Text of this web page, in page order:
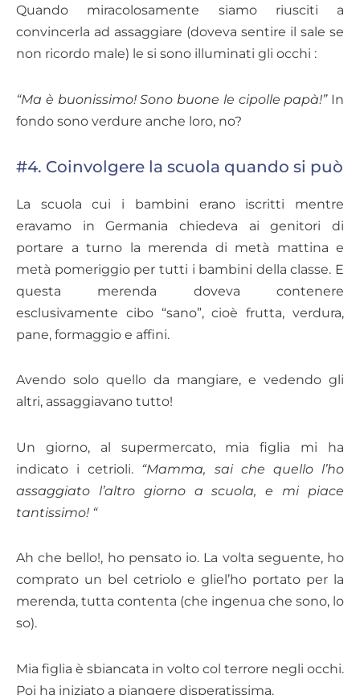
Quando miracolosamente siamo riusciti a
convincerla ad assaggiare (doveva sentire il sale se
non ricordo male) le si sono illuminati gli occhi :
“Ma è buonissimo! Sono buone le cipolle papà!”In
fondo sono verdure anche loro, no?
#4. Coinvolgere la scuola quando si può
La scuola cui i bambini erano iscritti mentre
eravamo in Germania chiedeva ai genitori di
portare a turno la merenda di metà mattina e
metà pomeriggio per tutti i bambini della classe. E
questa merenda doveva contenere
esclusivamente cibo “sano”, cioè frutta, verdura,
pane, formaggio e affini.
Avendo solo quello da mangiare, e vedendo gli
altri, assaggiavano tutto!
Un giorno, al supermercato, mia figlia mi ha
indicato i cetrioli. “Mamma, sai che quello l’ho
assaggiato l’altro giorno a scuola, e mi piace
tantissimo! “
Ah che bello!, ho pensato io. La volta seguente, ho
comprato un bel cetriolo e gliel’ho portato per la
merenda, tutta contenta (che ingenua che sono, lo
so).
Mia figlia è sbiancata in volto col terrore negli occhi.
Poi ha iniziato a piangere disperatissima.